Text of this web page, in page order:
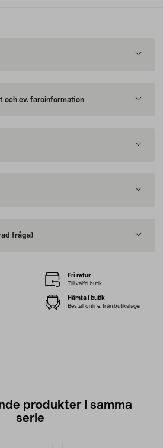
och ev. faroinformation
fråga)
Fri retur
Till valfri butik
Hämta i butik
Beställ online, från butikslager
produkter i samma
serie